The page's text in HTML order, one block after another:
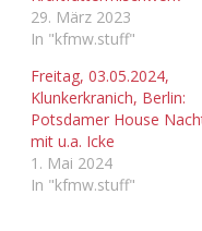
29. März 2023
In "kfmw.stuff"
Freitag, 03.05.2024,
Klunkerkranich, Berlin:
Potsdamer House
mit u.a. Icke
1. Mai 2024
In "kfmw.stuff"